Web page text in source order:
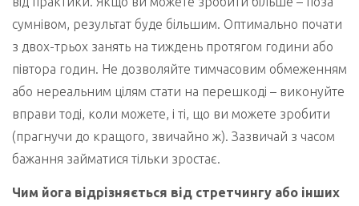
сумнівом, результат буде більшим. Оптимально почати
з двох-трьох занять на тиждень протягом години або
півтора годин. Не дозволяйте тимчасовим обмеженням
або нереальним цілям стати на перешкоді – виконуйте
вправи тоді, коли можете, і ті, що ви можете зробити
(прагнучи до кращого, звичайно ж). Зазвичай з часом
бажання займатися тільки зростає.
Чим йога відрізняється від стретчингу або інших